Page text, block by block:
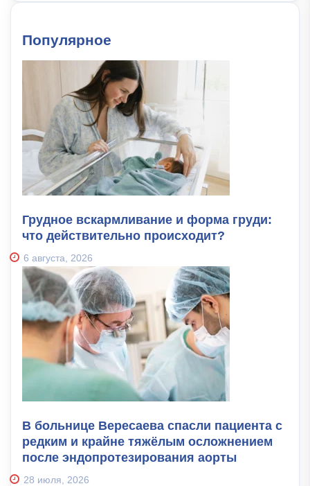
Популярное
Грудное вскармливание и форма груди:
что действительно происходит?
6 августа, 2026
В больнице Вересаева спасли пациента с
редким и крайне тяжёлым осложнением
после эндопротезирования аорты
28 июля, 2026